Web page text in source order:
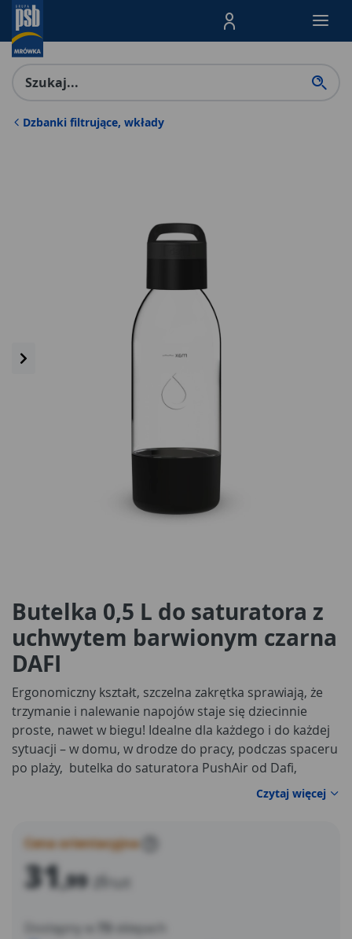
Menu Produktów,
Dzbanki filtrujące, wkłady
Butelka 0,5 L do saturatora z
uchwytem barwionym czarna
DAFI
Ergonomiczny kształt, szczelna zakrętka sprawiają, że
trzymanie i nalewanie napojów staje się dziecinnie
proste, nawet w biegu! Idealne dla każdego i do każdej
sytuacji – w domu, w drodze do pracy, podczas spaceru
po plaży, butelka do saturatora PushAir od Dafi,
Czytaj więcej
Cena orientacyjna
31,99 zł
Dostępny w
sklepach